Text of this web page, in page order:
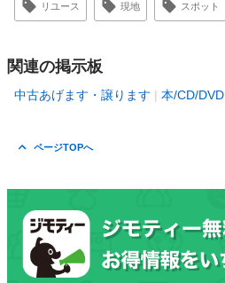
リユース 現地 スポット
関連の掲示板
中古あげます・譲ります 本/CD/DVD
ページTOPへ